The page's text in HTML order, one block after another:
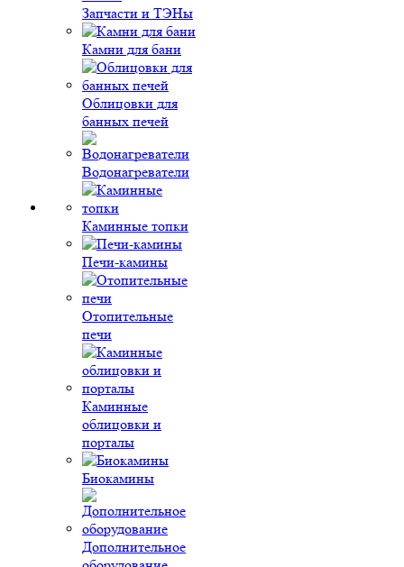
Запчасти и ТЭНы
Камни для бани
Облицовки для
банных печей
Водонагреватели
Каминные топки
Печи-камины
Отопительные
печи
Каминные
облицовки и
порталы
Биокамины
Дополнительное